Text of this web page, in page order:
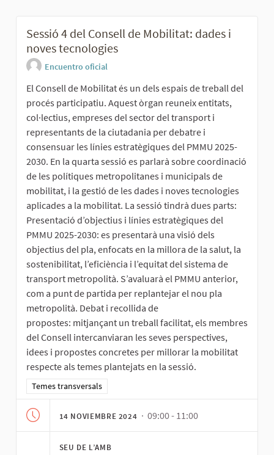
Sessió 4 del Consell de Mobilitat: dades i
noves tecnologies
Encuentro oficial
El Consell de Mobilitat és un dels espais de treball del
procés participatiu. Aquest òrgan reuneix entitats,
col·lectius, empreses del sector del transport i
representants de la ciutadania per debatre i
consensuar les línies estratègiques del PMMU 2025-
2030. En la quarta sessió es parlarà sobre coordinació
de les polítiques metropolitanes i municipals de
mobilitat, i la gestió de les dades i noves tecnologies
aplicades a la mobilitat. La sessió tindrà dues parts:
Presentació d’objectius i línies estratègiques del
PMMU 2025-2030: es presentarà una visió dels
objectius del pla, enfocats en la millora de la salut, la
sostenibilitat, l’eficiència i l’equitat del sistema de
transport metropolità. S’avaluarà el PMMU anterior,
com a punt de partida per replantejar el nou pla
metropolità. Debat i recollida de
propostes: mitjançant un treball facilitat, els membres
del Consell intercanviaran les seves perspectives,
idees i propostes concretes per millorar la mobilitat
respecte als temes plantejats en la sessió.
Resultados al filtrar por la categoría: Temes transversals
Temes transversals
14 NOVIEMBRE 2024 · 09:00 - 11:00
SEU DE L’AMB